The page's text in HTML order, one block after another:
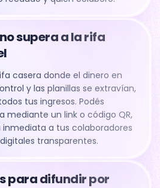
supera a la rifa
casera donde el dinero en
y las planillas se extravían,
tus ingresos. Podés
mediante un link o código QR,
a tus colaboradores
transparentes.
para difundir por